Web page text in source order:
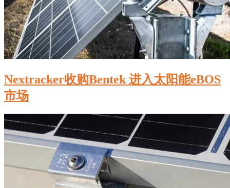
Nextracker收购Bentek 进入太阳能eBOS
市场